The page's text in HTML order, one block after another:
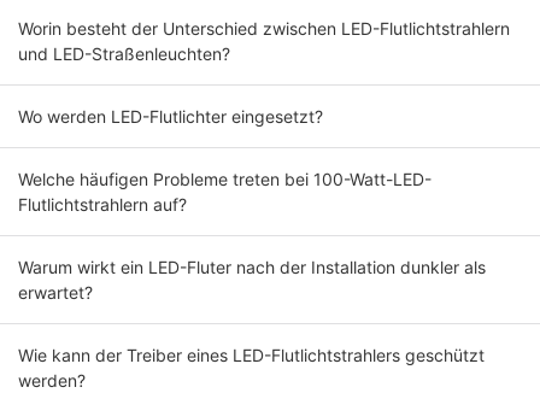
Worin besteht der Unterschied zwischen LED-Flutlichtstrahlern
und LED-Straßenleuchten?
Wo werden LED-Flutlichter eingesetzt?
Welche häufigen Probleme treten bei 100-Watt-LED-
Flutlichtstrahlern auf?
Warum wirkt ein LED-Fluter nach der Installation dunkler als
erwartet?
Wie kann der Treiber eines LED-Flutlichtstrahlers geschützt
werden?